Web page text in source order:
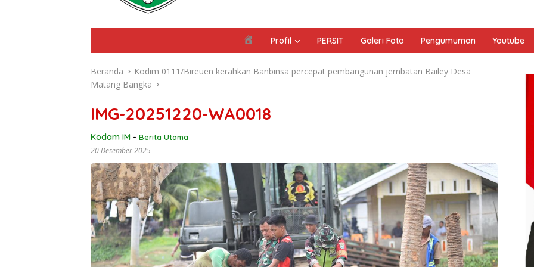
e
a
Profil PERSIT Galeri Foto Pengumuman Youtube
Beranda
Kodim 0111/Bireuen kerahkan Banbinsa percepat pembangunan jembatan Bailey Desa
Matang Bangka
IMG-20251220-WA0018
Kodam IM - Berita Utama
20 Desember 2025